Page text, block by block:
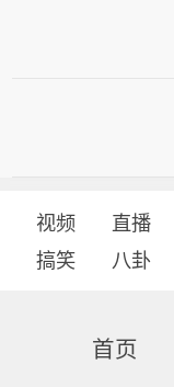
视频 直播
搞笑
八卦
首页